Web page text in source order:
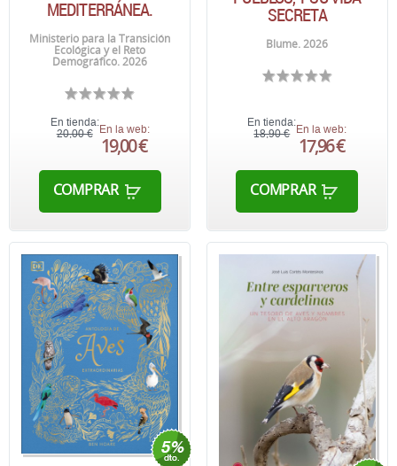
MEDITERRÁNEA.
Ministerio para la Transición
Ecológica y el Reto
Demográfico. 2026
En tienda:
20,00 € En la web:
19,00 €
COMPRAR
SECRETA
Blume. 2026
En tienda:
18,90 €
En la web:
17,96 €
COMPRAR